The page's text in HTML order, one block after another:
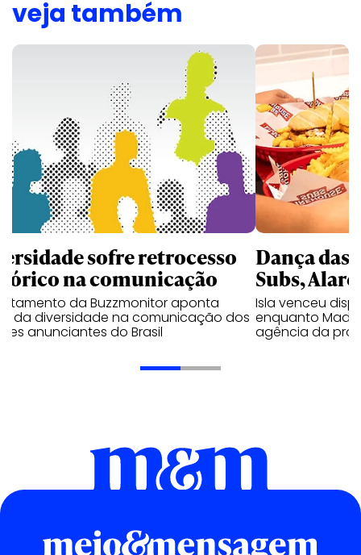
veja também
sofre retrocesso
na comunicação
da Buzzmonitor aponta
da diversidade na comunicação dos
anunciantes do Brasil
Dança das
Subs,
Isla venceu
enquanto
agência da